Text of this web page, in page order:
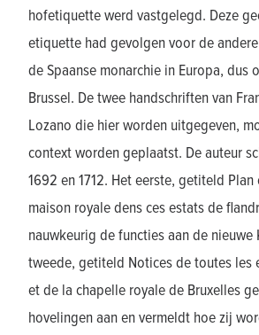
hofetiquette werd vastgelegd. Deze
etiquette had gevolgen voor de
de Spaanse monarchie in Europa, dus
Brussel. De twee handschriften van
Lozano die hier worden uitgegeven,
context worden geplaatst. De auteur
1692 en 1712. Het eerste, getiteld
maison royale dens ces estats de
nauwkeurig de functies aan de
tweede, getiteld Notices de toutes les
et de la chapelle royale de Bruxelles
hovelingen aan en vermeldt hoe zij